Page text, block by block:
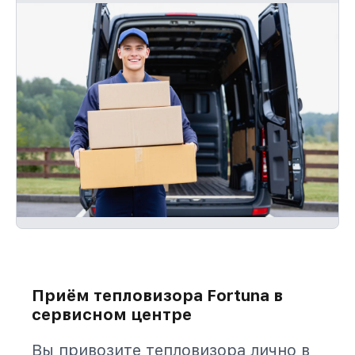
Приём тепловизора Fortuna в
сервисном центре
Вы привозите тепловизора лично в